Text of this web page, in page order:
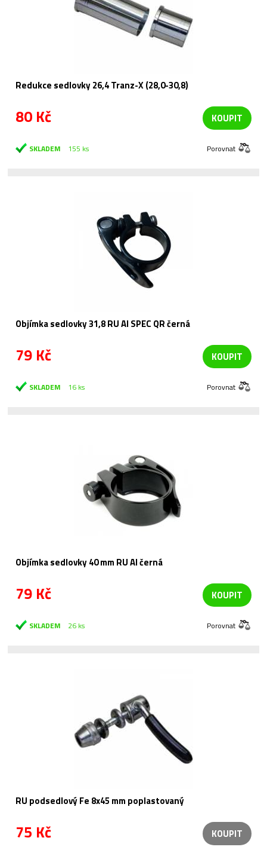
Redukce sedlovky 26,4 Tranz-X (28,0-30,8)
80 Kč KOUPIT
SKLADEM 155 ks Porovnat
Objímka sedlovky 31,8 RU Al SPEC QR černá
79 Kč KOUPIT
SKLADEM 16 ks Porovnat
Objímka sedlovky 40 mm RU Al černá
79 Kč KOUPIT
SKLADEM 26 ks Porovnat
RU podsedlový Fe 8x45 mm poplastovaný
75 Kč KOUPIT